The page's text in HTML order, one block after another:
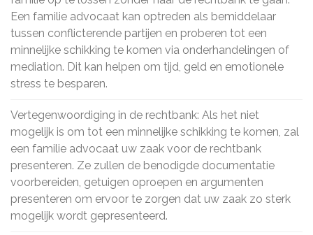
Een familie advocaat kan optreden als bemiddelaar
tussen conflicterende partijen en proberen tot een
minnelijke schikking te komen via onderhandelingen of
mediation. Dit kan helpen om tijd, geld en emotionele
stress te besparen.
Vertegenwoordiging in de rechtbank: Als het niet
mogelijk is om tot een minnelijke schikking te komen, zal
een familie advocaat uw zaak voor de rechtbank
presenteren. Ze zullen de benodigde documentatie
voorbereiden, getuigen oproepen en argumenten
presenteren om ervoor te zorgen dat uw zaak zo sterk
mogelijk wordt gepresenteerd.